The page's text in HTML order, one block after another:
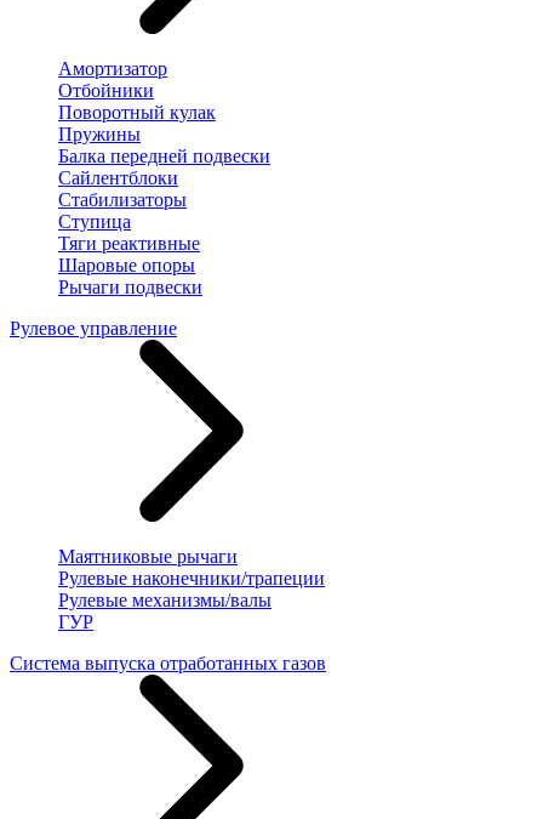
Амортизатор
Отбойники
Поворотный кулак
Пружины
Балка передней подвески
Сайлентблоки
Стабилизаторы
Ступица
Тяги реактивные
Шаровые опоры
Рычаги подвески
Рулевое управление
Маятниковые рычаги
Рулевые наконечники/трапеции
Рулевые механизмы/валы
ГУР
Система выпуска отработанных газов